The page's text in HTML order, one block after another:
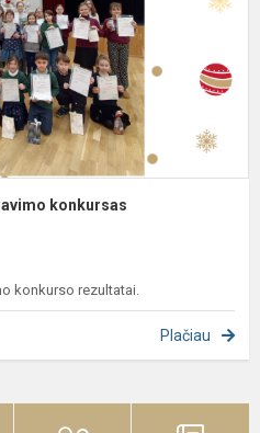
konkursas
konkurso rezultatai.
Plačiau